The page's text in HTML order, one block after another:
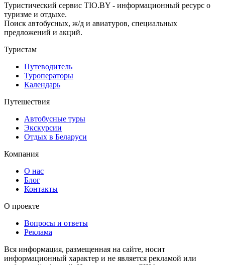
Туристический сервис TIO.BY - информационный ресурс о
туризме и отдыхе.
Поиск автобусных, ж/д и авиатуров, специальных
предложений и акций.
Туристам
Путеводитель
Туроператоры
Календарь
Путешествия
Автобусные туры
Экскурсии
Отдых в Беларуси
Компания
О нас
Блог
Контакты
О проекте
Вопросы и ответы
Реклама
Вся информация, размещенная на сайте, носит
информационный характер и не является рекламой или